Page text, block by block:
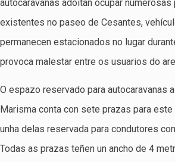
autocaravanas adoitan ocupar numerosas
existentes no paseo de Cesantes,
permanecen estacionados no lugar
provoca malestar entre os usuarios do
O espazo reservado para autocaravanas
Marisma conta con sete prazas para
unha delas reservada para condutores
Todas as prazas teñen un ancho de 4